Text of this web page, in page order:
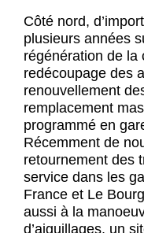
Côté nord,
plusieurs années
régénération de la
redécoupage des
renouvellement
remplacement
programmé en
Récemment de
retournement des
service dans les
France et Le
aussi à la
d’aiguillages, un